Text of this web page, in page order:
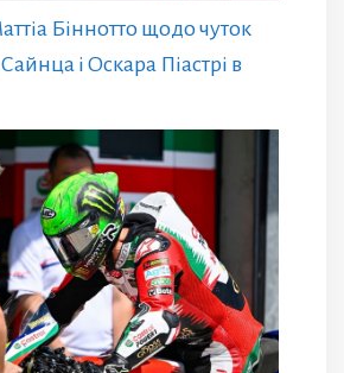
Біннотто щодо чуток
і Оскара Піастрі в